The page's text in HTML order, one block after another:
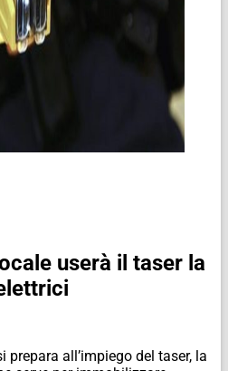
userà il taser la
all’impiego del taser, la